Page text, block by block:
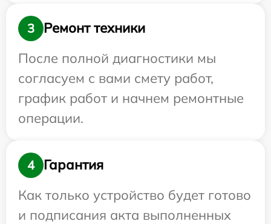
3
Ремонт техники
После полной диагностики мы
согласуем с вами смету работ,
график работ и начнем ремонтные
операции.
4
Гарантия
Как только устройство будет готово
и подписания акта выполненных